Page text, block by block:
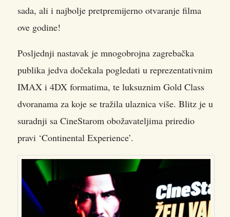
sada, ali i najbolje pretpremijerno otvaranje filma
ove godine!
Posljednji nastavak je mnogobrojna zagrebačka
publika jedva dočekala pogledati u reprezentativnim
IMAX i 4DX formatima, te luksuznim Gold Class
dvoranama za koje se tražila ulaznica više. Blitz je u
suradnji sa CineStarom obožavateljima priredio
pravi ‘Continental Experience’.